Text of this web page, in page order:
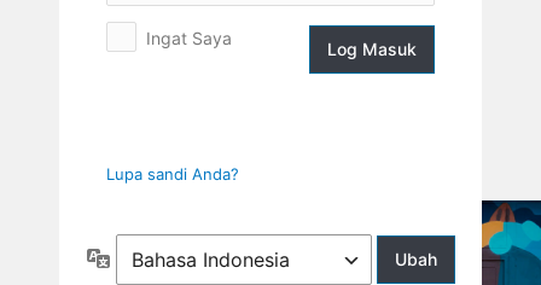
Log
Ingat Saya
Lupa sandi Anda?
Bahasa